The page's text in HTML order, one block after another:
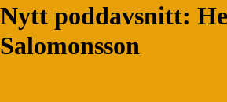
Nytt poddavsnitt:
Salomonsson